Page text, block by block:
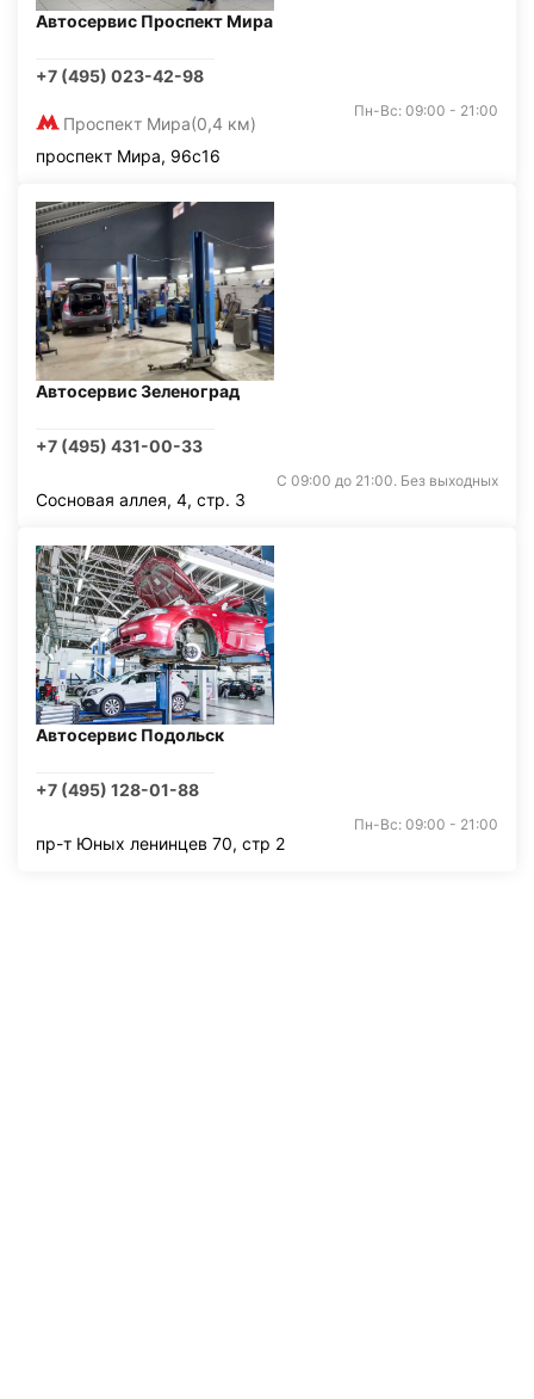
Автосервис Проспект Мира
+7 (495) 023-42-98
Проспект Мира(0,4 км)
Пн-Вс: 09:00 - 21:00
проспект Мира, 96с16
Автосервис Зеленоград
+7 (495) 431-00-33
С 09:00 до 21:00. Без выходных
Сосновая аллея, 4, стр. 3
Автосервис Подольск
+7 (495) 128-01-88
Пн-Вс: 09:00 - 21:00
пр-т Юных ленинцев 70, стр 2